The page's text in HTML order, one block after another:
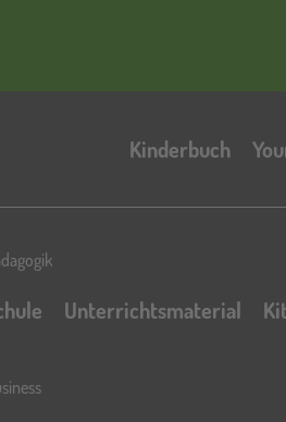
Kinderbuch
Unterrichtsmaterial